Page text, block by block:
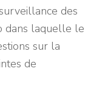
des
dans laquelle le
sur la
de